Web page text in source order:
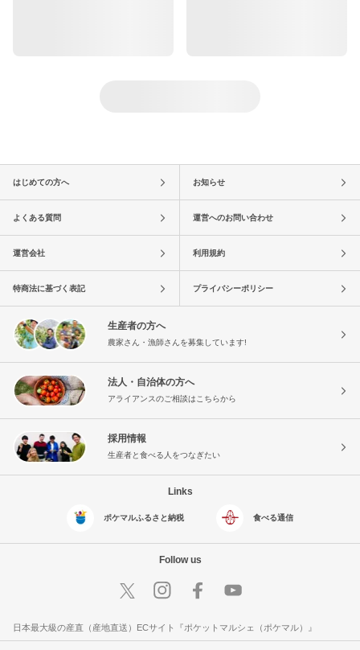
はじめての方へ お知らせ
よくある質問 運営へのお問い合わせ
運営会社 利用規約
特商法に基づく表記 プライバシーポリシー
生産者の方へ
農家さん・漁師さんを募集しています!
法人・自治体の方へ
アライアンスのご相談はこちらから
採用情報
生産者と食べる人をつなぎたい
Links
ポケマルふるさと納税 食べる通信
Follow us
日本最大級の産直（産地直送）ECサイト『ポケットマルシェ（ポケマル）』